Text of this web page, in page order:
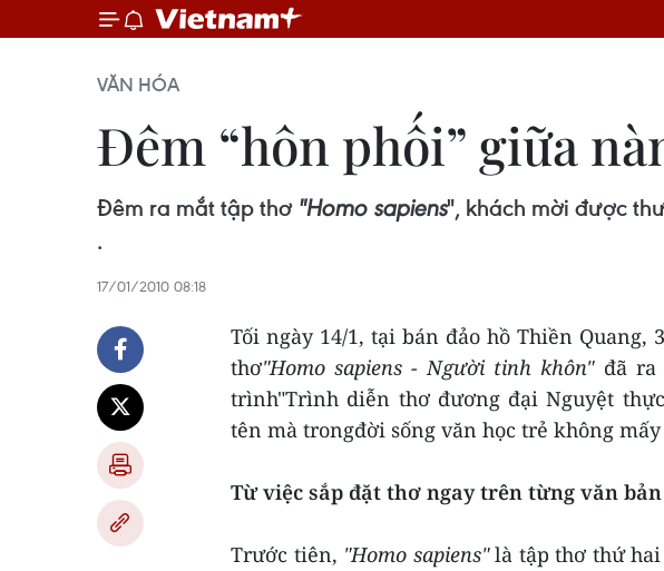
VĂN HÓA
Đêm “hôn phối” giữa
Đêm ra mắt tập thơ "Homo sapiens", khách mời được
.
17/01/2010 08:18
Tối ngày 14/1, tại bán đảo hồ Thiền Quang,
thơ"Homo sapiens - Người tinh khôn"đã ra
trình"Trình diễn thơ đương đại Nguyệt
tên mà trongđời sống văn học trẻ không
Từ việc sắp đặt thơ ngay trên từng văn bản
Trước tiên, "Homo sapiens"là tập thơ thứ hai